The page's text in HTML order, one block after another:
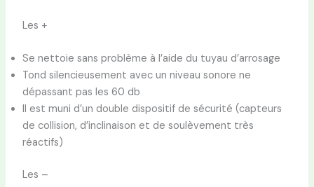
Les +
Se nettoie sans problème à l’aide du tuyau d’arrosage
Tond silencieusement avec un niveau sonore ne
dépassant pas les 60 db
Il est muni d’un double dispositif de sécurité (capteurs
de collision, d’inclinaison et de soulèvement très
réactifs)
Les –